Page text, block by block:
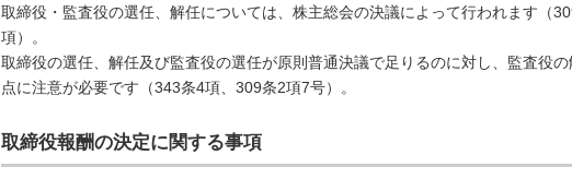
取締役・監査役の選任、解任については、株主総会の決議によって行われます（
項）。
取締役の選任、解任及び監査役の選任が原則普通決議で足りるのに対し、監査役
点に注意が必要です（343条4項、309条2項7号）。
取締役報酬の決定に関する事項